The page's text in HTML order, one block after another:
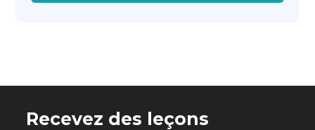
Recevez des leçons